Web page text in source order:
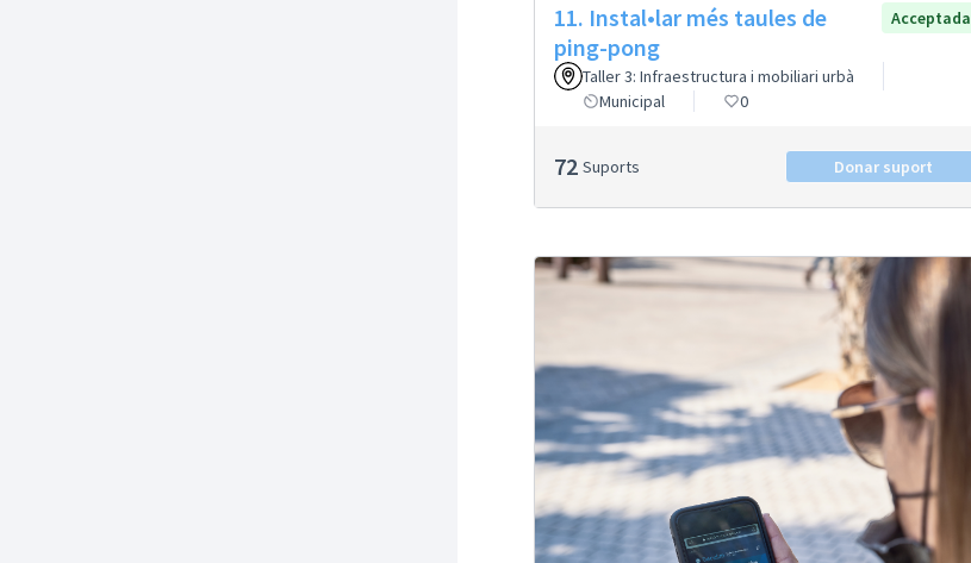
11. Instal•lar més taules de
ping-pong
Acceptada
Taller 3: Infraestructura i mobiliari urbà
Municipal
0
72 Suports Donar suport